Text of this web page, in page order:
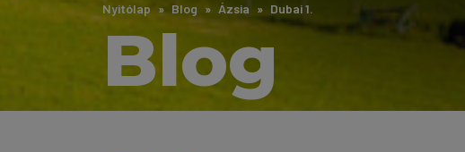
Nyitólap Blog Ázsia Dubai 1.
Blog